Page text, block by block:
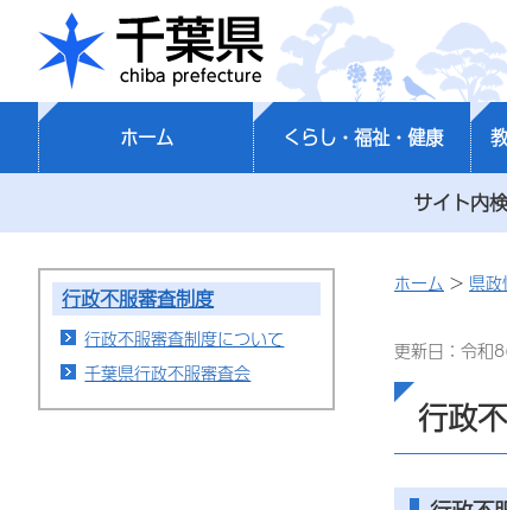
千葉県
ホーム くらし・福祉・健康
サイト内
行政不服審査制度
行政不服審査制度について
千葉県行政不服審査会
ホーム > 県
更新日：令和
行政